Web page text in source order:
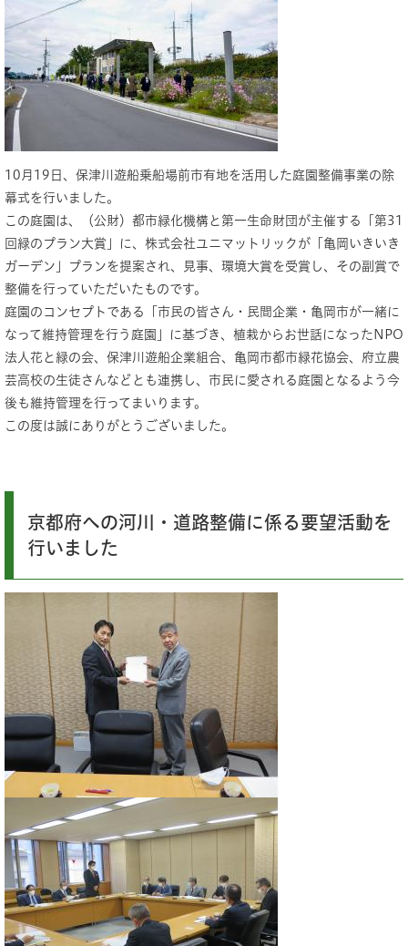
10月19日、保津川遊船乗船場前市有地を活用した庭園整備事業の除
幕式を行いました。
この庭園は、（公財）都市緑化機構と第一生命財団が主催する「第31
回緑のプラン大賞」に、株式会社ユニマットリックが「亀岡いきいき
ガーデン」プランを提案され、見事、環境大賞を受賞し、その副賞で
整備を行っていただいたものです。
庭園のコンセプトである「市民の皆さん・民間企業・亀岡市が一緒に
なって維持管理を行う庭園」に基づき、植栽からお世話になったNPO
法人花と緑の会、保津川遊船企業組合、亀岡市都市緑花協会、府立農
芸高校の生徒さんなどとも連携し、市民に愛される庭園となるよう今
後も維持管理を行ってまいります。
この度は誠にありがとうございました。
京都府への河川・道路整備に係る要望活動を
行いました